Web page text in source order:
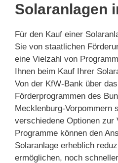
Solaranlagen
Für den Kauf einer
Sie von staatlichen
eine Vielzahl von
Ihnen beim Kauf Ihrer
Von der KfW-Bank über
Förderprogrammen des
Mecklenburg-Vorpommern
verschiedene Optionen zur
Programme können den
Solaranlage erheblich
ermöglichen, noch